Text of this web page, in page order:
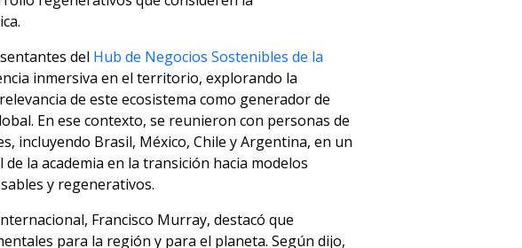
del Hub de Negocios Sostenibles de la
inmersiva en el territorio, explorando la
de este ecosistema como generador de
En ese contexto, se reunieron con personas de
incluyendo Brasil, México, Chile y Argentina, en un
la academia en la transición hacia modelos
y regenerativos.
Francisco Murray, destacó que
para la región y para el planeta. Según dijo,